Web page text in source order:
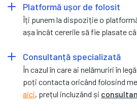
Platformă ușor de folosit
Îți punem la dispoziție o
așa încât cererile să fie plasate
Consultanță specializată
În cazul în care ai nelămuriri în
poți contacta oricând folosind
aici, prețul incluzând și